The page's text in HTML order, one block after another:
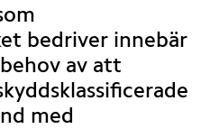
bedriver innebär
av att
med